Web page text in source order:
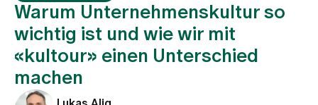
Fachbereiche
Warum Unternehmenskultur so
wichtig ist und wie wir mit
«kultour» einen Unterschied
machen